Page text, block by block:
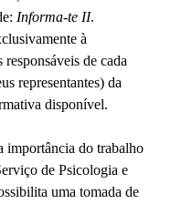
Informa-te II.
à
responsáveis de cada
representantes) da
disponível.
importância do trabalho
de Psicologia e
uma tomada de